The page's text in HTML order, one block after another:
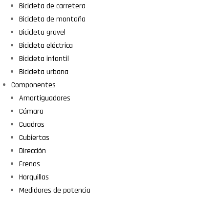
Bicicleta de carretera
Bicicleta de montaña
Bicicleta gravel
Bicicleta eléctrica
Bicicleta infantil
Bicicleta urbana
Componentes
Amortiguadores
Cámara
Cuadros
Cubiertas
Dirección
Frenos
Horquillas
Medidores de potencia